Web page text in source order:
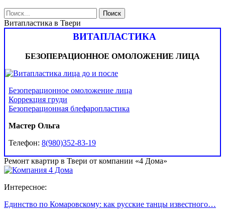
Витапластика в Твери
ВИТАПЛАСТИКА
БЕЗОПЕРАЦИОННОЕ ОМОЛОЖЕНИЕ ЛИЦА
Безоперационное омоложение лица
Коррекция груди
Безоперационная блефаропластика
Мастер Ольга
Телефон: 8(980)352-83-19
Ремонт квартир в Твери от компании «4 Дома»
Интересное:
Единство по Комаровскому: как русские танцы известного…